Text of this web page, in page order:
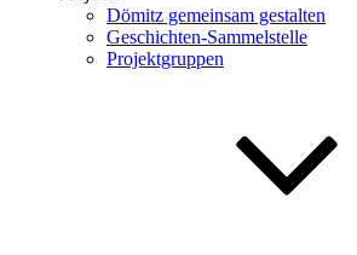
Dömitz gemeinsam gestalten
Geschichten-Sammelstelle
Projektgruppen